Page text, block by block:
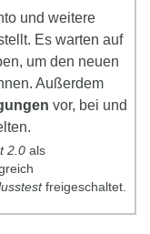
und weitere
Es warten auf
um den neuen
Außerdem
vor, bei und
2.0 als
freigeschaltet.